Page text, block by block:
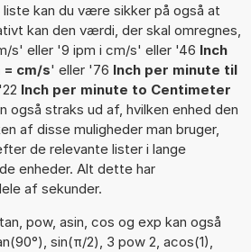
kan du være sikker på også at
kan den værdi, der skal omregnes,
s' eller '9 ipm i cm/s' eller '46 Inch
= cm/s' eller '76 Inch per minute til
Inch per minute to Centimeter
også straks ud af, hvilken enhed den
af disse muligheder man bruger,
de relevante lister i lange
enheder. Alt dette har
af sekunder.
pow, asin, cos og exp kan også
sin(π/2), 3 pow 2, acos(1),